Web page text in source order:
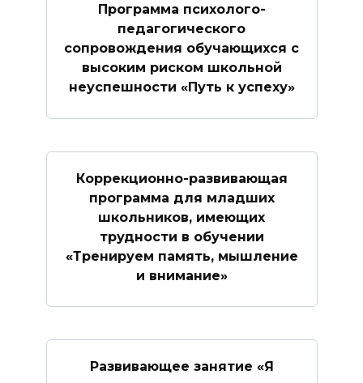
Программа психолого-
педагогического
сопровождения обучающихся с
высоким риском школьной
неуспешности «Путь к успеху»
Коррекционно-развивающая
программа для младших
школьников, имеющих
трудности в обучении
«Тренируем память, мышление
и внимание»
Развивающее занятие «Я